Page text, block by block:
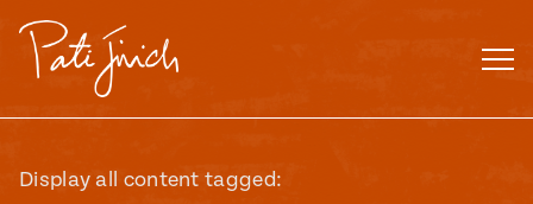
contenido
Display all content tagged: